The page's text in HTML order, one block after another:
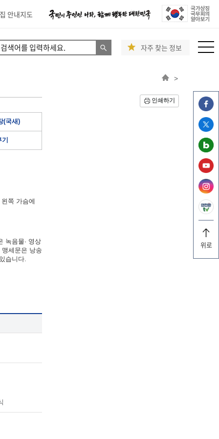
안내지도
위로
자주 찾는 정보
>
인쇄하기
(국새)
쪽 가슴에
녹음물· 영상
세문은 낭송
습니다.